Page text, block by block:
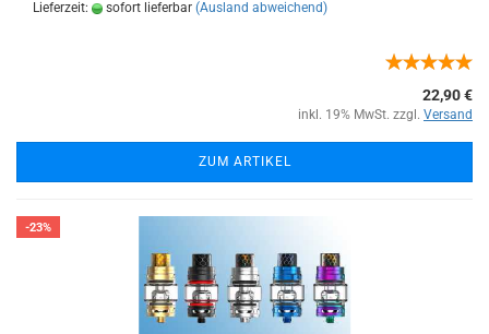
Lieferzeit: sofort lieferbar (Ausland abweichend)
22,90 €
inkl. 19% MwSt. zzgl. Versand
ZUM ARTIKEL
-23%